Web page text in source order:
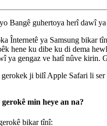
Bangê guhertoya herî dawî ya
Înternetê ya Samsung bikar tî
êk hene ku dibe ku di dema
î ya gengaz ve hatî nûve kirin.
gerokek ji bilî Apple Safari li ser
gerokê min heye an na?
ê bikar tînî: